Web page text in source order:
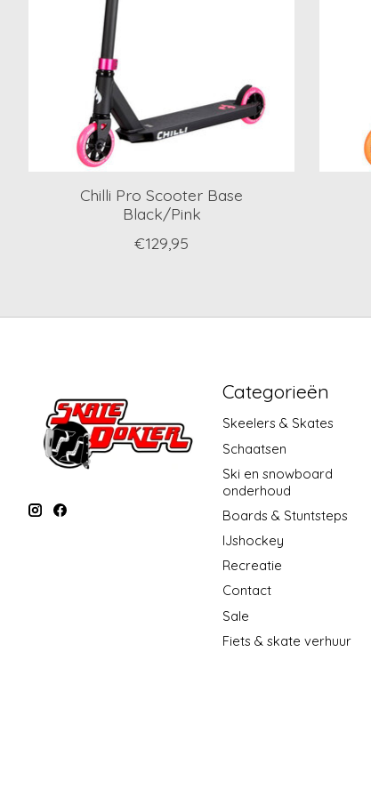
Chilli Pro Scooter Base
Black/Pink
€129,95
Categorieën
Skeelers & Skates
Schaatsen
Ski en snowboard
onderhoud
Boards & Stuntsteps
IJshockey
Recreatie
Contact
Sale
Fiets & skate verhuur